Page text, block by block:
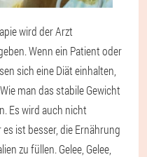
wird der Arzt
Wenn ein Patient oder
sich eine Diät einhalten,
man das stabile Gewicht
Es wird auch nicht
ist besser, die Ernährung
zu füllen. Gelee, Gelee,